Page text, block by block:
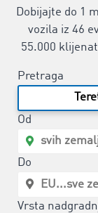
Dobijajte do 1
vozila iz 46
55.000
Pretraga
Od
Do
Vrsta